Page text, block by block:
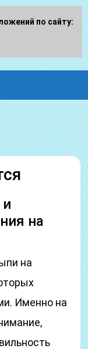
на
на
Именно на
по сайту: